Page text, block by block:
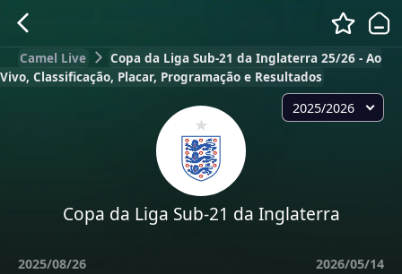
Camel Live
Copa da Liga Sub-21 da Inglaterra 25/26 - Ao
Vivo, Classificação, Placar, Programação e Resultados
2025/2026
Copa da Liga Sub-21 da Inglaterra
2025/08/26
2026/05/14